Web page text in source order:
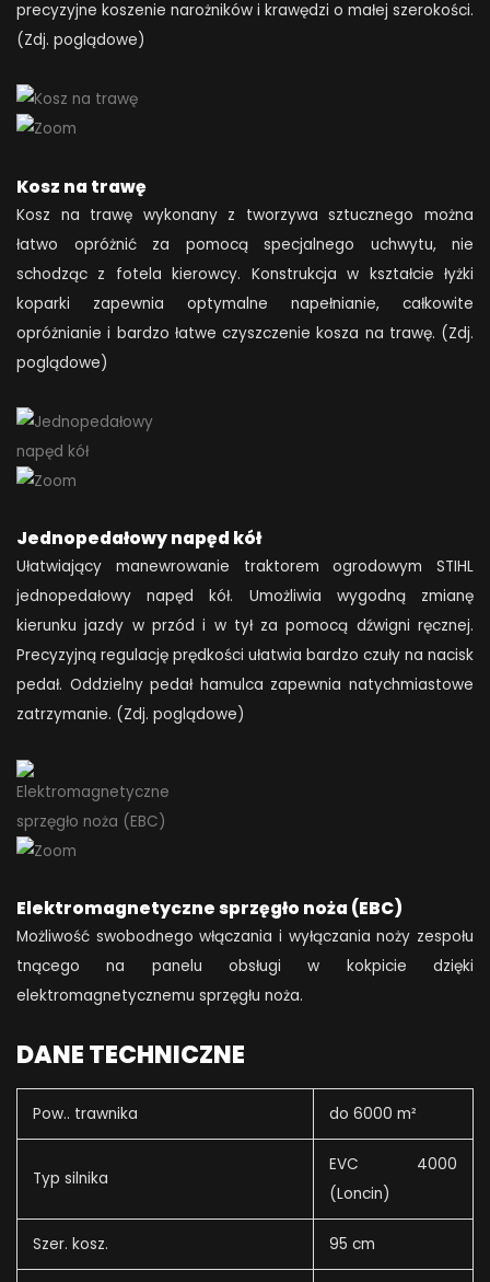
precyzyjne koszenie narożników i krawędzi o małej szerokości.
(Zdj. poglądowe)
Kosz na trawę
Kosz na trawę wykonany z tworzywa sztucznego można
łatwo opróżnić za pomocą specjalnego uchwytu, nie
schodząc z fotela kierowcy. Konstrukcja w kształcie łyżki
koparki zapewnia optymalne napełnianie, całkowite
opróżnianie i bardzo łatwe czyszczenie kosza na trawę. (Zdj.
poglądowe)
Jednopedałowy napęd kół
Ułatwiający manewrowanie traktorem ogrodowym STIHL
jednopedałowy napęd kół. Umożliwia wygodną zmianę
kierunku jazdy w przód i w tył za pomocą dźwigni ręcznej.
Precyzyjną regulację prędkości ułatwia bardzo czuły na nacisk
pedał. Oddzielny pedał hamulca zapewnia natychmiastowe
zatrzymanie. (Zdj. poglądowe)
Elektromagnetyczne sprzęgło noża (EBC)
Możliwość swobodnego włączania i wyłączania noży zespołu
tnącego na panelu obsługi w kokpicie dzięki
elektromagnetycznemu sprzęgłu noża.
DANE TECHNICZNE
Pow.. trawnika do 6000 m²
Typ silnika
EVC 4000
(Loncin)
Szer. kosz. 95 cm